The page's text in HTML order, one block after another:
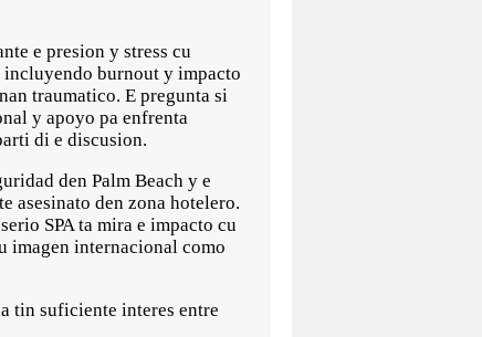
e presion y stress cu
burnout y impacto
traumatico. E pregunta si
y apoyo pa enfrenta
di e discusion.
den Palm Beach y e
asesinato den zona hotelero.
SPA ta mira e impacto cu
imagen internacional como
tin suficiente interes entre